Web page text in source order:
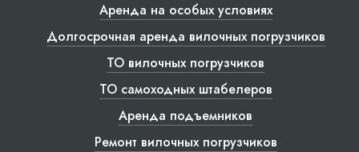
Аренда на особых условиях
Долгосрочная аренда вилочных погрузчиков
ТО вилочных погрузчиков
ТО самоходных штабелеров
Аренда подъемников
Ремонт вилочных погрузчиков